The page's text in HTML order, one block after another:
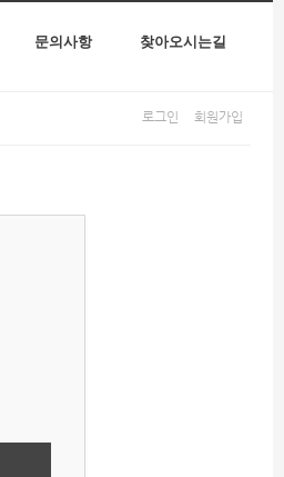
문의사항 찾아오시는길
로그인 회원가입